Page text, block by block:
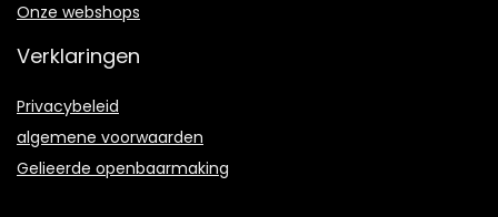
Onze webshops
Verklaringen
Privacybeleid
algemene voorwaarden
Gelieerde openbaarmaking